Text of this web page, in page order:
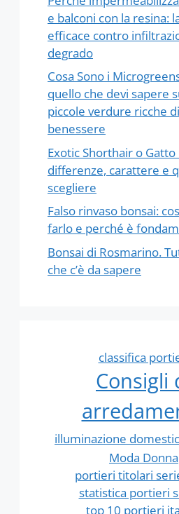
e balconi con la resina:
efficace contro
degrado
Cosa Sono i
quello che devi sapere
piccole verdure ricche
benessere
Exotic Shorthair o Gatto
differenze, carattere e
scegliere
Falso rinvaso bonsai:
farlo e perché è
Bonsai di Rosmarino.
che c’è da sapere
classifica
Consigli
illuminazione
Moda Donna
portieri titolari
statistica portieri
top 10 portieri